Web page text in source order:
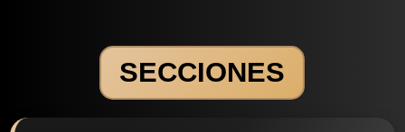
SECCIONES